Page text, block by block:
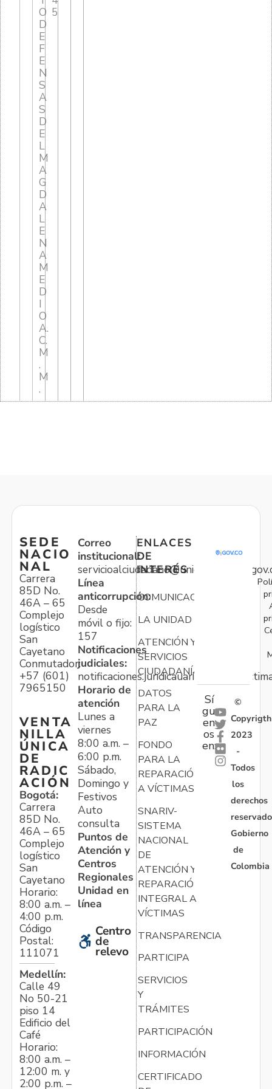
O
D
E
F
E
N
S
A
S
D
E
L
M
A
G
D
A
L
E
N
A
M
E
D
I
O
A.
C.
M
.
M
.
5
SEDE
NACIO
NAL
Carrera
85D No.
46A – 65
Complejo
logístico
San
Cayetano
Conmutador:
+57 (601)
7965150
VENTA
NILLA
ÚNICA
DE
RADIC
ACIÓN
Bogotá:
Carrera
85D No.
46A – 65
Complejo
logístico
San
Cayetano
Horario:
8:00 a.m. –
4:00 p.m.
Código
Postal:
111071
Medellín:
Calle 49
No 50-21
piso 14
Edificio del
Café
Horario:
8:00 a.m. –
12:00 m. y
2:00 p.m. –
Correo
institucional:
Línea
anticorrupción:
Desde
móvil o fijo:
157
Notificaciones
judiciales:
Horario de
atención
Lunes a
viernes
8:00 a.m. –
6:00 p.m.
Sábado,
Domingo y
Festivos
Auto
consulta
Puntos de
Atención y
Centros
Regionales
Unidad en
línea
Centro
de
relevo
ENLACES
DE
INTERÉS
COMUNICACIONES
LA UNIDAD
ATENCIÓN Y
SERVICIOS
CIUDADANÍA
DATOS
PARA LA
PAZ
FONDO
PARA LA
REPARACIÓN
A VÍCTIMAS
SNARIV-
SISTEMA
NACIONAL
DE
ATENCIÓN Y
REPARACIÓN
INTEGRAL A
VÍCTIMAS
TRANSPARENCIA
PARTICIPA
SERVICIOS
Y
TRÁMITES
PARTICIPACIÓN
INFORMACIÓN
CERTIFICADO
Sí
gu
en
os
en:
©
Copyrigth
2023
-
Todos
los
derechos
Gobierno
de
Colombia